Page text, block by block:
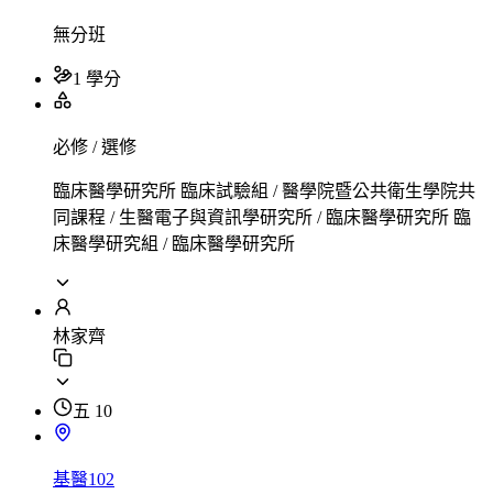
無分班
1 學分
必修 / 選修
臨床醫學研究所 臨床試驗組 / 醫學院暨公共衛生學院共
同課程 / 生醫電子與資訊學研究所 / 臨床醫學研究所 臨
床醫學研究組 / 臨床醫學研究所
林家齊
五 10
基醫102